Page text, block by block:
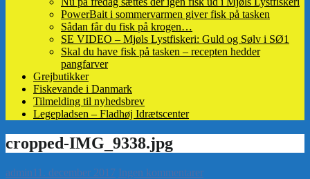
PowerBait i sommervarmen giver fisk på tasken
Sådan får du fisk på krogen…
SE VIDEO – Mjøls Lystfiskeri: Guld og Sølv i SØ1
Skal du have fisk på tasken – recepten hedder
pangfarver
Grejbutikker
Fiskevande i Danmark
Tilmelding til nyhedsbrev
Legepladsen – Fladhøj Idrætscenter
admin11. december 2017 Ingen kommentarer